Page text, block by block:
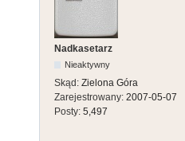
Nadkasetarz
Nieaktywny
Skąd: Zielona Góra
Zarejestrowany: 2007-05-07
Posty: 5,497